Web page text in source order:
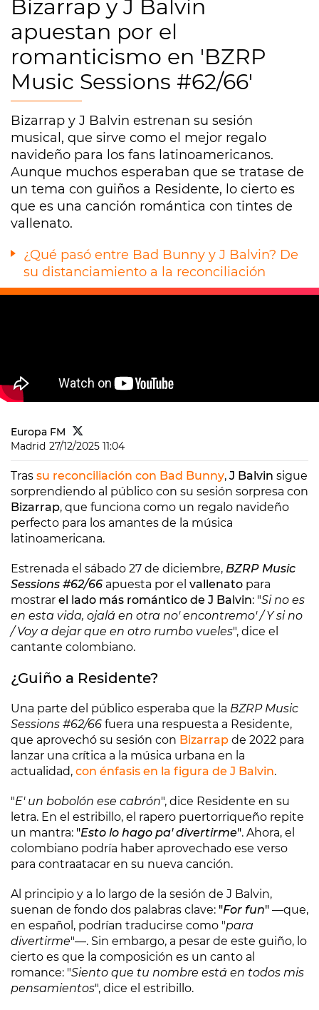
Bizarrap y J Balvin
apuestan por el
romanticismo en 'BZRP
Music Sessions #62/66'
Bizarrap y J Balvin estrenan su sesión
musical, que sirve como el mejor regalo
navideño para los fans latinoamericanos.
Aunque muchos esperaban que se tratase de
un tema con guiños a Residente, lo cierto es
que es una canción romántica con tintes de
vallenato.
¿Qué pasó entre Bad Bunny y J Balvin? De
su distanciamiento a la reconciliación
Europa FM
Madrid 27/12/2025 11:04
Tras su reconciliación con Bad Bunny, J Balvin sigue
sorprendiendo al público con su sesión sorpresa con
Bizarrap, que funciona como un regalo navideño
perfecto para los amantes de la música
latinoamericana.
Estrenada el sábado 27 de diciembre, BZRP Music
Sessions #62/66 apuesta por el vallenato para
mostrar el lado más romántico de J Balvin: "Si no es
en esta vida, ojalá en otra no' encontremo' / Y si no
/ Voy a dejar que en otro rumbo vueles", dice el
cantante colombiano.
¿Guiño a Residente?
Una parte del público esperaba que la BZRP Music
Sessions #62/66 fuera una respuesta a Residente,
que aprovechó su sesión con Bizarrap de 2022 para
lanzar una crítica a la música urbana en la
actualidad, con énfasis en la figura de J Balvin.
"E' un bobolón ese cabrón", dice Residente en su
letra. En el estribillo, el rapero puertorriqueño repite
un mantra: "Esto lo hago pa' divertirme". Ahora, el
colombiano podría haber aprovechado ese verso
para contraatacar en su nueva canción.
Al principio y a lo largo de la sesión de J Balvin,
suenan de fondo dos palabras clave: "For fun" —que,
en español, podrían traducirse como "para
divertirme"—. Sin embargo, a pesar de este guiño, lo
cierto es que la composición es un canto al
romance: "Siento que tu nombre está en todos mis
pensamientos", dice el estribillo.